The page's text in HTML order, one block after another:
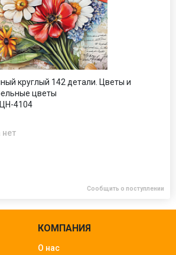
круглый 142 детали. Цветы и
цветы
4104
Сообщить о поступлении
КОМПАНИЯ
О нас